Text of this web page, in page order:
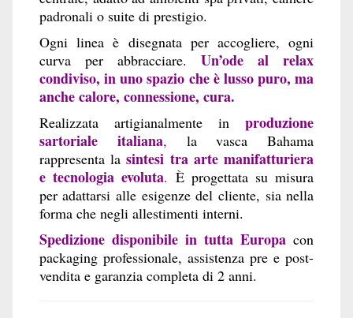
padronali o suite di prestigio.
Ogni linea è disegnata per accogliere, ogni
curva per abbracciare.Un’ode al relax
condiviso, in uno spazio che è lusso puro, ma
anche calore, connessione, cura.
Realizzata artigianalmente inproduzione
sartoriale italiana, la vasca Bahama
rappresenta lasintesi tra arte manifatturiera
e tecnologia evoluta. È progettata su misura
per adattarsi alle esigenze del cliente, sia nella
forma che negli allestimenti interni.
Spedizione disponibile in tutta Europa con
packaging professionale, assistenza pre e post-
vendita e garanzia completa di 2 anni.